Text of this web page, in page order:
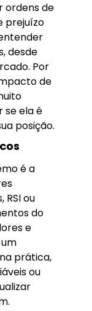
ordens de
prejuízo
desde
Por
de
se ela é
posição.
é a
ou
do
e
prática,
ou